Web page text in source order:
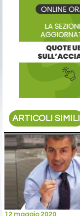
ARTICOLI SIMILI
12 maggio 2020